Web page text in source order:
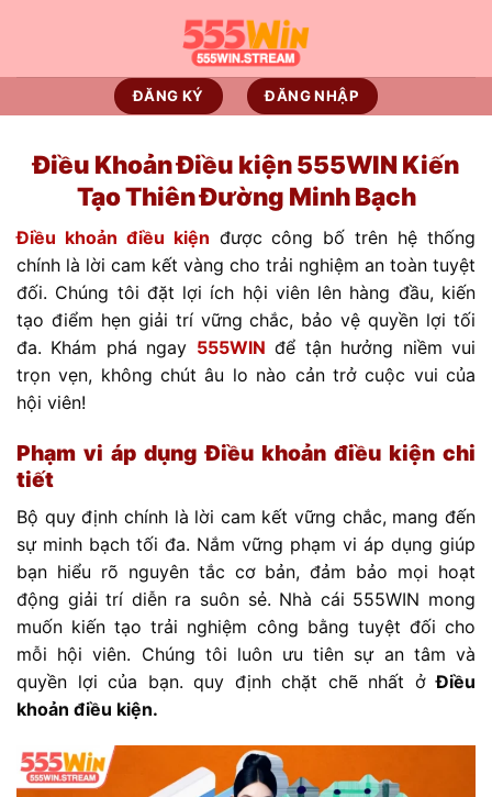
ĐĂNG KÝ ĐĂNG NHẬP
Điều Khoản Điều kiện 555WIN Kiến
Tạo Thiên Đường Minh Bạch
Điều khoản điều kiện được công bố trên hệ thống
chính là lời cam kết vàng cho trải nghiệm an toàn tuyệt
đối. Chúng tôi đặt lợi ích hội viên lên hàng đầu, kiến
tạo điểm hẹn giải trí vững chắc, bảo vệ quyền lợi tối
đa. Khám phá ngay 555WIN để tận hưởng niềm vui
trọn vẹn, không chút âu lo nào cản trở cuộc vui của
hội viên!
Phạm vi áp dụng Điều khoản điều kiện chi
tiết
Bộ quy định chính là lời cam kết vững chắc, mang đến
sự minh bạch tối đa. Nắm vững phạm vi áp dụng giúp
bạn hiểu rõ nguyên tắc cơ bản, đảm bảo mọi hoạt
động giải trí diễn ra suôn sẻ. Nhà cái 555WIN mong
muốn kiến tạo trải nghiệm công bằng tuyệt đối cho
mỗi hội viên. Chúng tôi luôn ưu tiên sự an tâm và
quyền lợi của bạn. quy định chặt chẽ nhất ởĐiều
khoản điều kiện.